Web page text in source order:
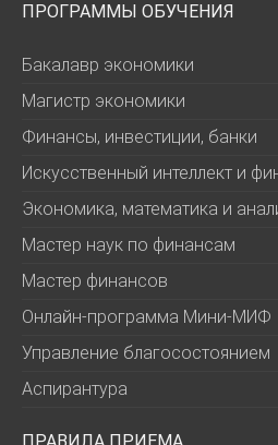
ПРОГРАММЫ ОБУЧЕНИЯ
Бакалавр экономики
Магистр экономики
Финансы, инвестиции, банки
Искусственный интеллект и
Экономика, математика и
Мастер наук по финансам
Мастер финансов
Онлайн-программа Мини-МИФ
Управление благосостоянием
Аспирантура